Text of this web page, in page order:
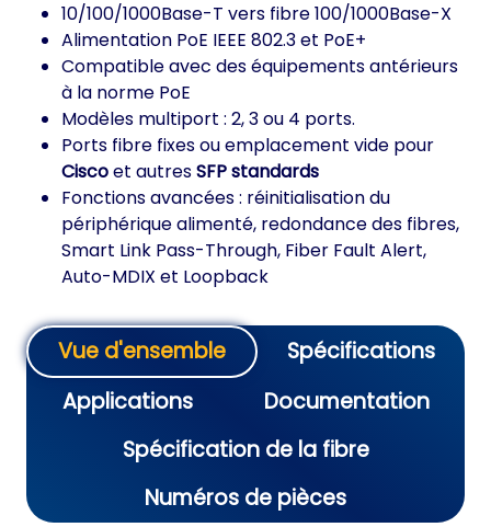
10/100/1000Base-T vers fibre 100/1000Base-X
Alimentation PoE IEEE 802.3 et PoE+
Compatible avec des équipements antérieurs
à la norme PoE
Modèles multiport : 2, 3 ou 4 ports.
Ports fibre fixes ou emplacement vide pour
Ciscoet autresSFP standards
Fonctions avancées : réinitialisation du
périphérique alimenté, redondance des fibres,
Smart Link Pass-Through, Fiber Fault Alert,
Auto-MDIX et Loopback
Vue d'ensemble
Spécifications
Applications
Documentation
Spécification de la fibre
Numéros de pièces